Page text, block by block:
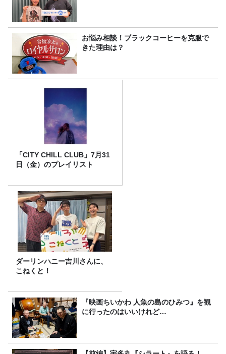
お悩み相談！ブラックコーヒーを克服で
きた理由は？
「CITY CHILL CLUB」7月31
日（金）のプレイリスト
ダーリンハニー吉川さんに、
こねくと！
『映画ちいかわ 人魚の島のひみつ』を観
に行ったのはいいけれど…